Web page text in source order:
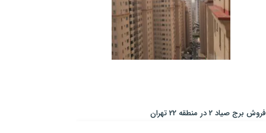
فروش برج صیاد 2 در منطقه 22 تهران